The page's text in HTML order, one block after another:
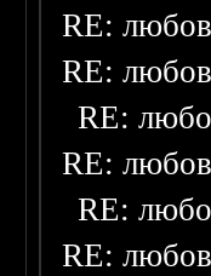
RE:
RE:
RE:
RE:
RE:
RE: